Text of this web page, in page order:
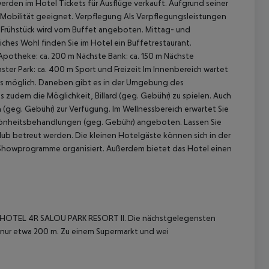
im Hotel Tickets für Ausflüge verkauft. Aufgrund seiner
geeignet. Verpflegung Als Verpflegungsleistungen
wird vom Buffet angeboten. Mittag- und
Wohl finden Sie im Hotel ein Buffetrestaurant.
ca. 200 m Nächste Bank: ca. 150 m Nächste
Park: ca. 400 m Sport und Freizeit Im Innenbereich wartet
möglich. Daneben gibt es in der Umgebung des
die Möglichkeit, Billard (geg. Gebühr) zu spielen. Auch
Gebühr) zur Verfügung. Im Wellnessbereich erwartet Sie
(geg. Gebühr) angeboten. Lassen Sie
betreut werden. Die kleinen Hotelgäste können sich in der
organisiert. Außerdem bietet das Hotel einen
4R SALOU PARK RESORT II. Die nächstgelegensten
etwa 200 m. Zu einem Supermarkt und wei